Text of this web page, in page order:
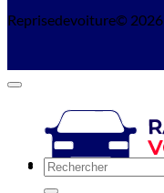
Reprisedevoiture© 2026